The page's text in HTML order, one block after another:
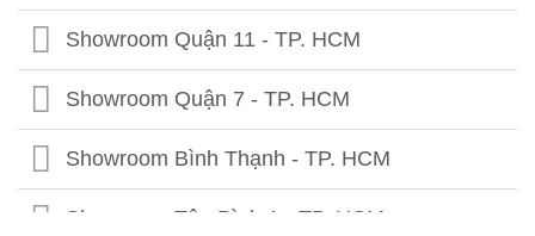
Showroom Lạng Sơn
Showroom Bắc Kạn
Showroom Bắc Giang
Showroom Lào Cai
Showroom Quảng Ngãi
Showroom Bình Định
Showroom Phú Yên
Showroom Ninh Thuận
Showroom Quận 11 - TP. HCM
Showroom Quận 7 - TP. HCM
Showroom Bình Thạnh - TP. HCM
Showroom Tân Bình 1 - TP. HCM